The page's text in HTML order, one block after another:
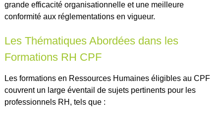
grande efficacité organisationnelle et une meilleure
conformité aux réglementations en vigueur.
Les Thématiques Abordées dans les
Formations RH CPF
Les formations en Ressources Humaines éligibles au CPF
couvrent un large éventail de sujets pertinents pour les
professionnels RH, tels que :